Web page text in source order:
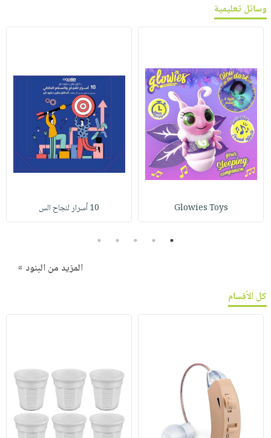
وسائل تعليمية
Glowies Toys 10 أسرار لنجاح الس
1
2
3
4
5
المزيد من البنود »
كل الأقسام